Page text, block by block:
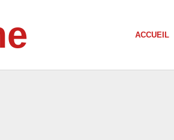
ACCUEIL